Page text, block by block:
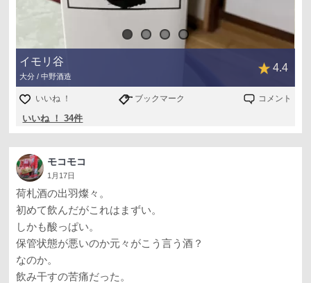
イモリ谷
大分 / 中野酒造
4.4
いいね ！ ブックマーク コメント
いいね ！ 34件
モコモコ
1月17日
荷札酒の出羽燦々。
初めて飲んだがこれはまずい。
しかも酸っぱい。
保管状態が悪いのか元々がこう言う酒？
なのか。
飲み干すの苦痛だった。